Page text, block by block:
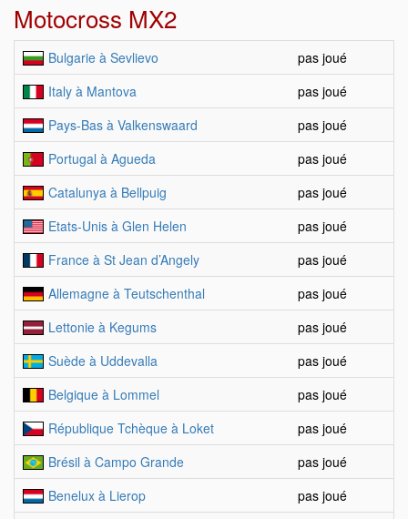
Motocross MX2
Bulgarie à Sevlievo
pas joué
Italy à Mantova
pas joué
Pays-Bas à Valkenswaard
pas joué
Portugal à Agueda
pas joué
Catalunya à Bellpuig
pas joué
Etats-Unis à Glen Helen
pas joué
France à St Jean d’Angely
pas joué
Allemagne à Teutschenthal
pas joué
Lettonie à Kegums
pas joué
Suède à Uddevalla
pas joué
Belgique à Lommel
pas joué
République Tchèque à Loket
pas joué
Brésil à Campo Grande
pas joué
Benelux à Lierop
pas joué